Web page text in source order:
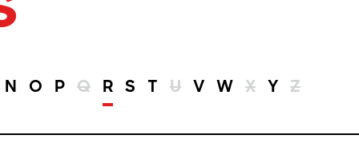
N O P Q R S T U V W X Y Z